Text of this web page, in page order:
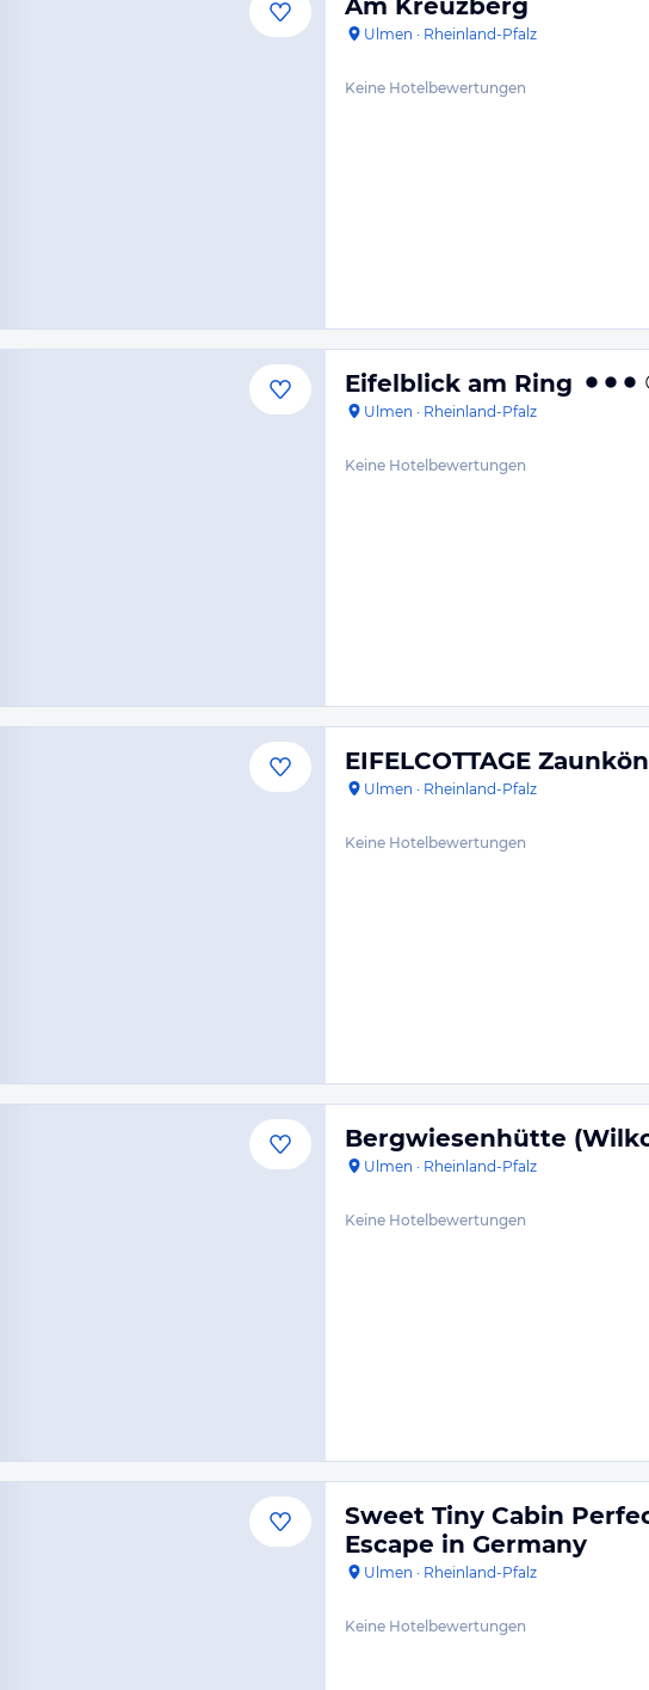
Am Kreuzberg
Ulmen · Rheinland-Pfalz
Keine Hotelbewertungen
Eifelblick am Ring
Ulmen · Rheinland-Pfalz
Keine Hotelbewertungen
EIFELCOTTAGE
Ulmen · Rheinland-Pfalz
Keine Hotelbewertungen
Bergwiesenhütte
Ulmen · Rheinland-Pfalz
Keine Hotelbewertungen
Sweet Tiny Cabin
Escape in Germany
Ulmen · Rheinland-Pfalz
Keine Hotelbewertungen